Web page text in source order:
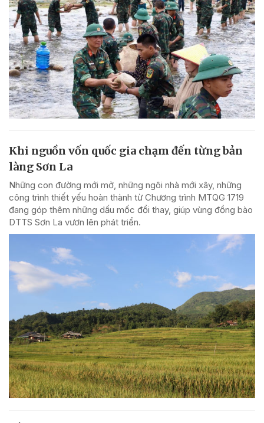
Khi nguồn vốn quốc gia chạm đến từng bản
làng Sơn La
Những con đường mới mở, những ngôi nhà mới xây, những
công trình thiết yếu hoàn thành từ Chương trình MTQG 1719
đang góp thêm những dấu mốc đổi thay, giúp vùng đồng bào
DTTS Sơn La vươn lên phát triển.